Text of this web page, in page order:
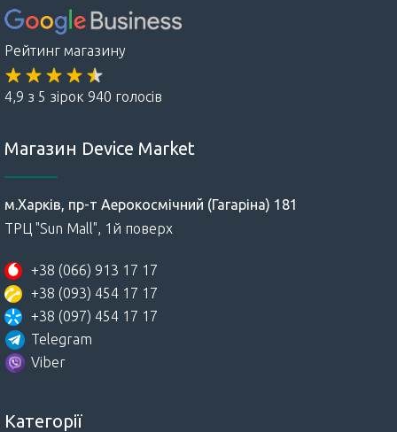
Рейтинг магазину
4,9 з 5 зірок 940 голосів
Магазин Device Market
м.Харків, пр-т Аерокосмічний (Гагаріна) 181
ТРЦ "Sun Mall", 1й поверх
+38 (066) 913 17 17
+38 (093) 454 17 17
+38 (097) 454 17 17
Telegram
Viber
Категорії